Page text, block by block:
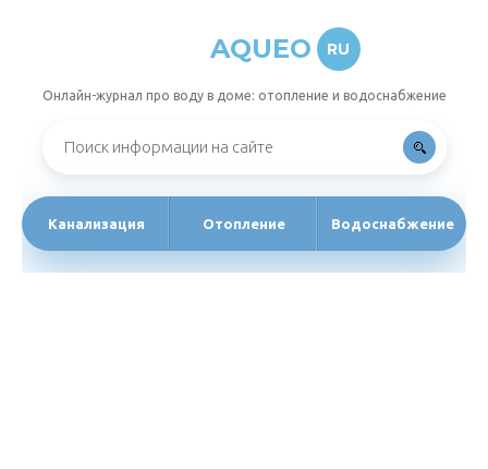
AQUEO RU
Онлайн-журнал про воду в доме: отопление и водоснабжение
Канализация Отопление Водоснабжение